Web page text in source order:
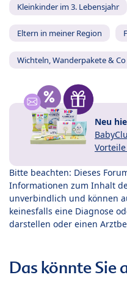
Kleinkinder im 3. Lebensjahr
Eltern in meiner Region
Wichteln, Wanderpakete & Co
Neu
Vorteile
Bitte beachten: Dieses
Informationen zum Inhalt
unverbindlich und können
keinesfalls eine Diagnose
darstellen oder einen
Das könnte Sie